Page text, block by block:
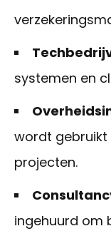
systemen en
wordt
projecten.
ingehuurd om